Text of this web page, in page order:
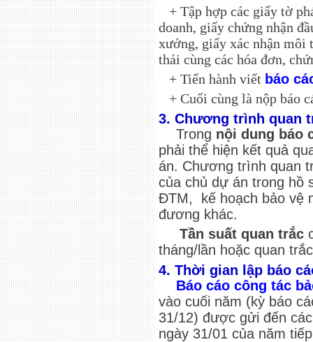
+ Tập hợp các giấy tờ
doanh, giấy chứng nhận
xưởng, giấy xác nhận môi
thải cùng các hóa đơn,
+ Tiến hành viết báo
+ Cuối cùng là nộp báo
3. Chương trình quan
Trong nội dung báo
phải thể hiện kết quả
án. Chương trình quan
của chủ dự án trong hồ
ĐTM, kế hoạch bảo vệ
đương khác.
Tần suất quan trắc
tháng/lần hoặc quan
4. Thời gian lập báo
Báo cáo công tác
vào cuối năm (kỳ báo
31/12) được gửi đến
ngày 31/01 của năm